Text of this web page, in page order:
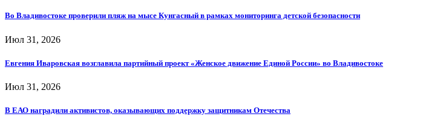
Во Владивостоке проверили пляж на мысе Кунгасный в рамках мониторинга детской безопасности
Июл 31, 2026
Евгения Иваровская возглавила партийный проект «Женское движение Единой России» во Владивостоке
Июл 31, 2026
В ЕАО наградили активистов, оказывающих поддержку защитникам Отечества